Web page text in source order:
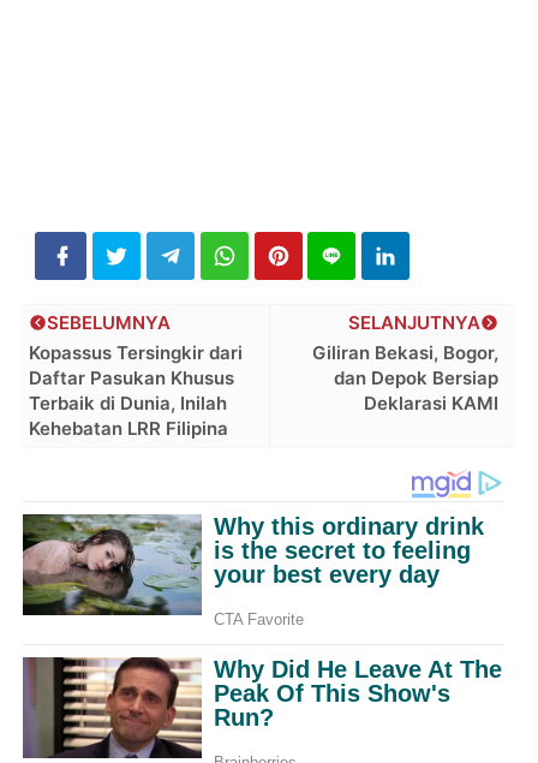
SELANJUTNYA
Giliran Bekasi, Bogor,
dan Depok Bersiap
Deklarasi KAMI
SEBELUMNYA
Kopassus Tersingkir dari
Daftar Pasukan Khusus
Terbaik di Dunia, Inilah
Kehebatan LRR Filipina